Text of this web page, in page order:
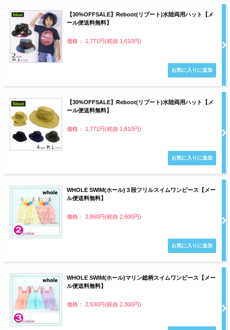
【30%OFFSALE】Reboot(リブート)水陸両用ハット【メ
ール便送料無料】
価格： 1,771円(税抜 1,610円)
【30%OFFSALE】Reboot(リブート)水陸両用ハット【メ
ール便送料無料】
価格： 1,771円(税抜 1,610円)
WHOLE SWIM(ホール)３段フリルスイムワンピース【メー
ル便送料無料】
価格： 2,860円(税抜 2,600円)
WHOLE SWIM(ホール)マリン総柄スイムワンピース【メー
ル便送料無料】
価格： 2,530円(税抜 2,300円)